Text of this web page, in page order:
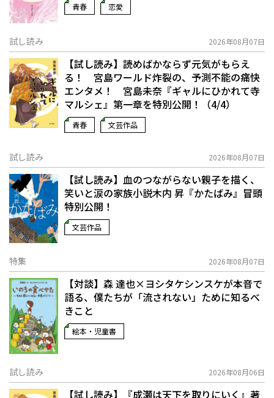
青春 恋愛
試し読み 2026年08月07日
【試し読み】読めばかならず元気がもらえ
る！ 宮島ワールド炸裂の、予測不能の痛快
エンタメ！ 宮島未奈『ギャルにひかれて寺
マルシェ』第一章を特別公開！（4/4）
青春 文芸作品
試し読み 2026年08月07日
【試し読み】血のつながらない親子を描く、
笑いと涙の家族小説――木内 昇『かたばみ』冒頭
特別公開！
文芸作品
特集 2026年08月07日
【対談】森 達也×ヨシタケシンスケが本音で
語る、僕たちが「流されない」ために知るべ
きこと
絵本・児童書
試し読み 2026年08月06日
【試し読み】『成瀬は天下を取りにいく』著